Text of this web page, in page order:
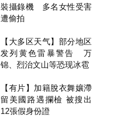
裝攝錄機 多名女性受害
遭偷拍
【大多区天气】部分地区
发列黄色雷暴警告 万
锦、烈治文山等恐现冰雹
【有片】加籍脫衣舞孃滯
留美國路遇攔檢 被搜出
12張假身份證